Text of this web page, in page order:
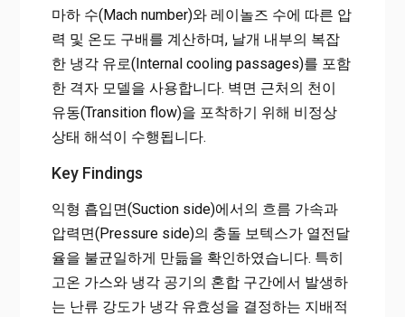
마하 수(Mach number)와 레이놀즈 수에 따른 압
력 및 온도 구배를 계산하며, 날개 내부의 복잡
한 냉각 유로(Internal cooling passages)를 포함
한 격자 모델을 사용합니다. 벽면 근처의 천이
유동(Transition flow)을 포착하기 위해 비정상
상태 해석이 수행됩니다.
Key Findings
익형 흡입면(Suction side)에서의 흐름 가속과
압력면(Pressure side)의 충돌 보텍스가 열전달
율을 불균일하게 만듦을 확인하였습니다. 특히
고온 가스와 냉각 공기의 혼합 구간에서 발생하
는 난류 강도가 냉각 유효성을 결정하는 지배적